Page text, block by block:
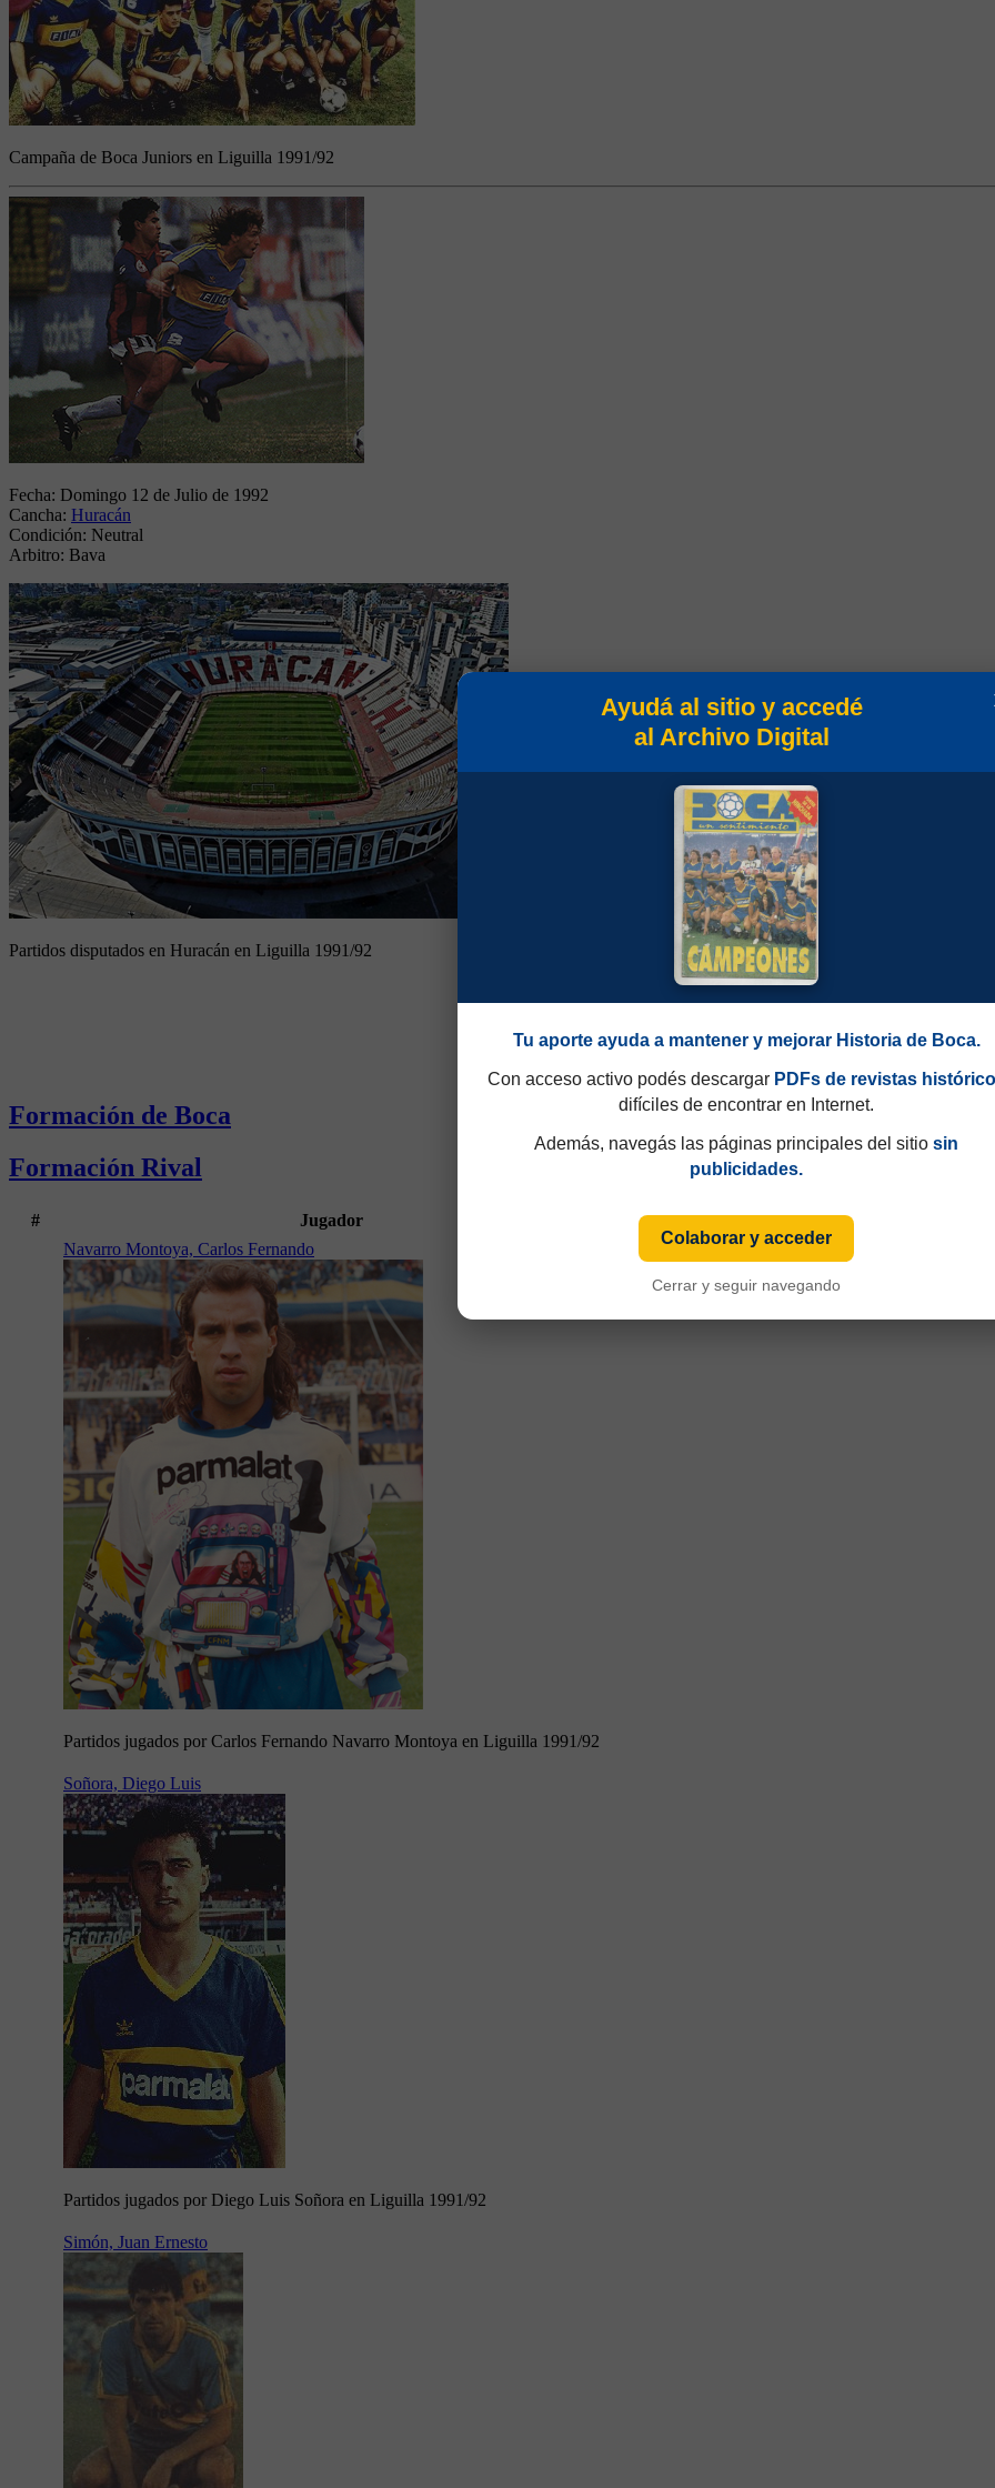
Campaña de Boca Juniors en Liguilla 1991/92
Fecha: Domingo 12 de Julio de 1992
Cancha: Huracán
Condición: Neutral
Arbitro: Bava
Partidos disputados en Huracán en Liguilla 1991/92
Formación de Boca
Formación Rival
#
Jugador
Navarro Montoya, Carlos Fernando
Partidos jugados por Carlos Fernando Navarro Montoya en Liguilla 1991/92
Soñora, Diego Luis
Partidos jugados por Diego Luis Soñora en Liguilla 1991/92
Simón, Juan Ernesto
Ayudá al sitio y accedé
al Archivo Digital
Tu aporte ayuda a mantener y mejorar Historia de Boca.
Con acceso activo podés descargar PDFs de revistas
difíciles de encontrar en Internet.
Además, navegás las páginas principales del sitio sin
publicidades.
Colaborar y acceder
Cerrar y seguir navegando